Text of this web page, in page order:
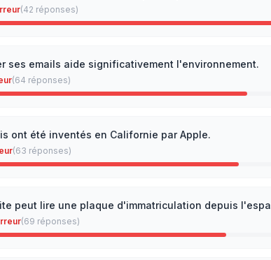
(42 réponses)
ses emails aide significativement l'environnement.
(64 réponses)
ont été inventés en Californie par Apple.
(63 réponses)
peut lire une plaque d'immatriculation depuis
(69 réponses)